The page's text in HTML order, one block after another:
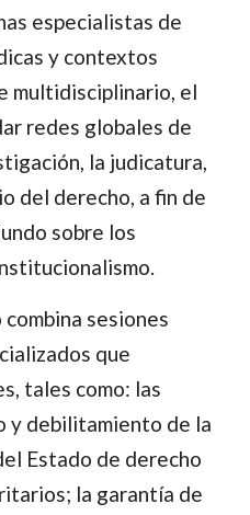
especialistas de
y contextos
multidisciplinario, el
redes globales de
la judicatura,
del derecho, a fin de
sobre los
sesiones
que
tales como: las
y debilitamiento de la
Estado de derecho
la garantía de